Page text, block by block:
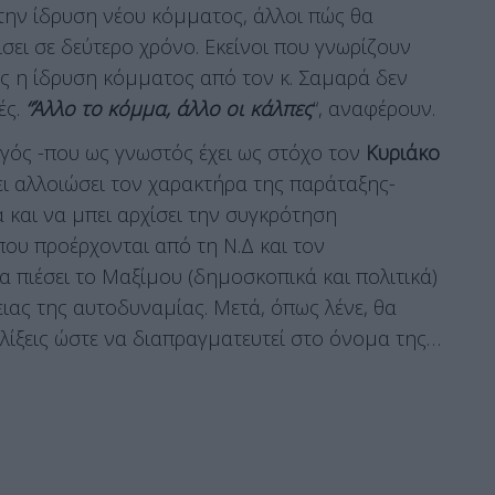
την ίδρυση νέου κόμματος, άλλοι πώς θα
σε δεύτερο χρόνο. Εκείνοι που γνωρίζουν
η ίδρυση κόμματος από τον κ. Σαμαρά δεν
“Άλλο το κόμμα, άλλο οι κάλπες“, αναφέρουν.
-που ως γνωστός έχει ως στόχο τον Κυριάκο
αλλοιώσει τον χαρακτήρα της παράταξης-
να μπει αρχίσει την συγκρότηση
προέρχονται από τη Ν.Δ και τον
το Μαξίμου (δημοσκοπικά και πολιτικά)
της αυτοδυναμίας. Μετά, όπως λένε, θα
ώστε να διαπραγματευτεί στο όνομα της…